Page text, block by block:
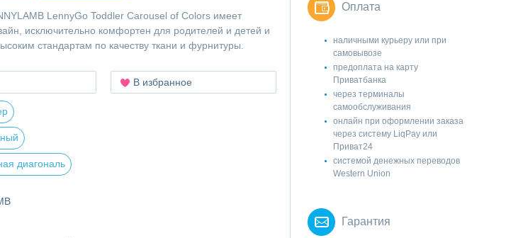
LennyGo Toddler Carousel of Colors имеет
исключительно комфортен для родителей и детей и
стандартам по качеству ткани и фурнитуры.
В избранное
диагональ
Оплата
наличными курьеру или при
самовывозе
предоплата на карту
Приватбанка
через терминалы
самообслуживания
онлайн при оформлении заказа
через систему LiqPay или
Приват24
системой денежных переводов
Western Union
Гарантия